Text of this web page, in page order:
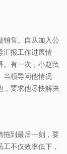
销售。自从加入公
汇报工作进展情
。有一次，小赵负
当领导问他情况
，要求他尽快解决
拖到最后一刻，要
不仅效率低下，